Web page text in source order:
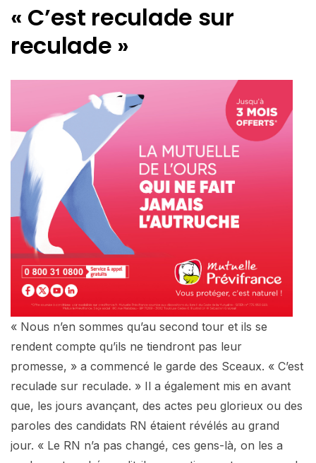
« C’est reculade sur
reculade »
« Nous n’en sommes qu’au second tour et ils se
rendent compte qu’ils ne tiendront pas leur
promesse, » a commencé le garde des Sceaux. « C’est
reculade sur reculade. » Il a également mis en avant
que, les jours avançant, des actes peu glorieux ou des
paroles des candidats RN étaient révélés au grand
jour. « Le RN n’a pas changé, ces gens-là, on les a